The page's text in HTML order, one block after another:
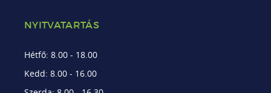
NYITVATARTÁS
Hétfő: 8.00 - 18.00
Kedd: 8.00 - 16.00